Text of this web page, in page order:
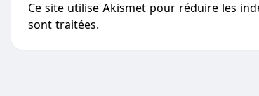
Ce site utilise Akismet pour réduire les
sont traitées.